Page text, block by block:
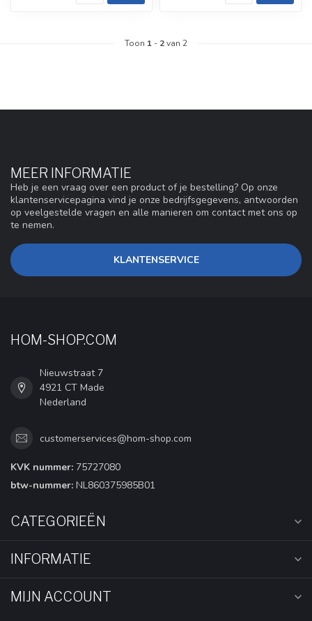
Toon 1 - 2van 2
MEER INFORMATIE
Heb je een vraag over een product of je bestelling? Op onze
klantenservicepagina vind je onze bedrijfsgegevens, antwoorden
op veelgestelde vragen en alle manieren om contact met ons op
te nemen.
KLANTENSERVICE
HOM-SHOP.COM
Nieuwstraat 7
4921 CT Made
Nederland
customerservices@hom-shop.com
KVK nummer: 75727080
btw-nummer: NL860375985B01
CATEGORIEËN
INFORMATIE
MIJN ACCOUNT